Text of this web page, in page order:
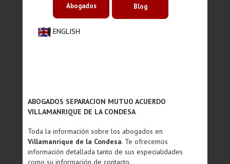
ENGLISH
Abogados Blog
ABOGADOS SEPARACION MUTUO ACUERDO
VILLAMANRIQUE DE LA CONDESA
Toda la información sobre los abogados en
Villamanrique de la Condesa. Te ofrecemos
información detallada tanto de sus especialidades
como su información de contacto.